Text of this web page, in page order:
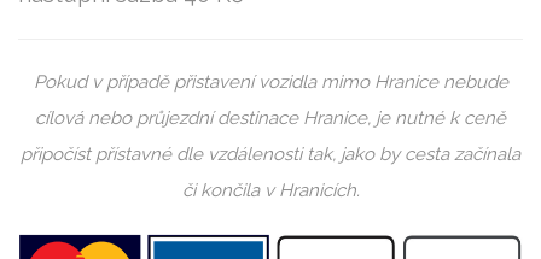
nástupní sazba 40 Kč
Pokud v případě přistavení vozidla mimo Hranice nebude
cílová nebo průjezdní destinace Hranice, je nutné k ceně
připočíst přístavné dle vzdálenosti tak, jako by cesta začínala